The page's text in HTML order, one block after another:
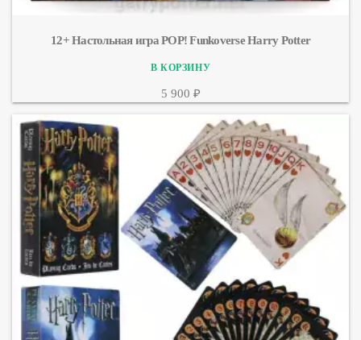
12+ Настольная игра POP! Funkoverse Harry Potter
5 900 ₽